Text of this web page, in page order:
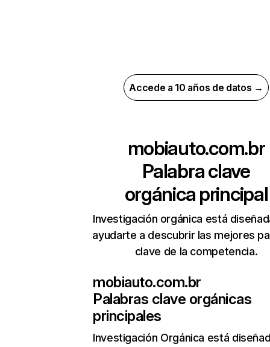
Accede a 10 años de datos →
mobiauto.com.br
Palabra clave
orgánica principal
Investigación orgánica está
ayudarte a descubrir las mejores
clave de la competencia.
mobiauto.com.br
Palabras clave orgánicas
principales
Investigación Orgánica está